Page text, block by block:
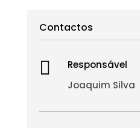
Contactos

Responsável
Joaquim Silva